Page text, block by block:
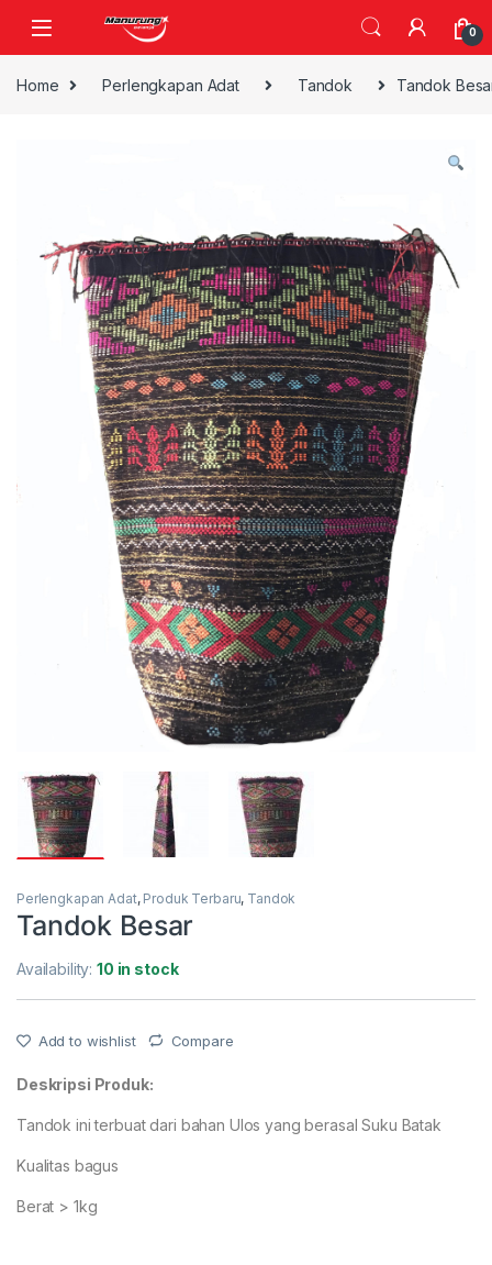
0
Home Perlengkapan Adat Tandok Tandok
Perlengkapan Adat, Produk Terbaru, Tandok
Tandok Besar
Availability:10 in stock
Add to wishlist Compare
Deskripsi Produk:
Tandok ini terbuat dari bahan Ulos yang berasal Suku Batak
Kualitas bagus
Berat > 1kg